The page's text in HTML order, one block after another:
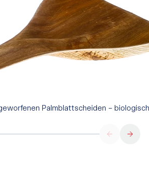
Palmblattscheiden –